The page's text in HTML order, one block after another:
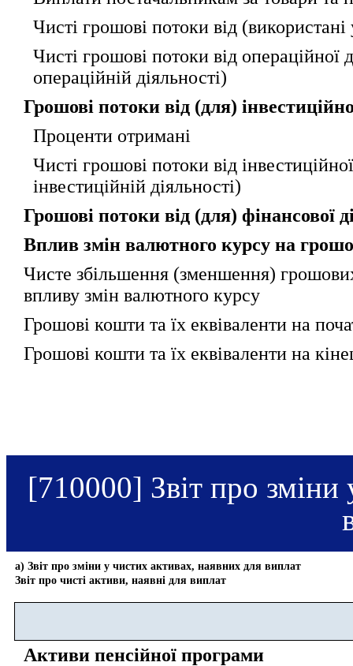
Чисті грошові потоки від (використані
Чисті грошові потоки від операційної
операційній діяльності)
Грошові потоки від (для)
Проценти отримані
Чисті грошові потоки від
інвестиційній діяльності)
Грошові потоки від (для) фінансової
Вплив змін валютного курсу на
Чисте збільшення (зменшення) грошових
впливу змін валютного курсу
Грошові кошти та їх еквіваленти на
Грошові кошти та їх еквіваленти на
[710000] Звіт про зміни
а) Звіт про зміни у чистих активах, наявних для виплат
Звіт про чисті активи, наявні для виплат
Активи пенсійної програми